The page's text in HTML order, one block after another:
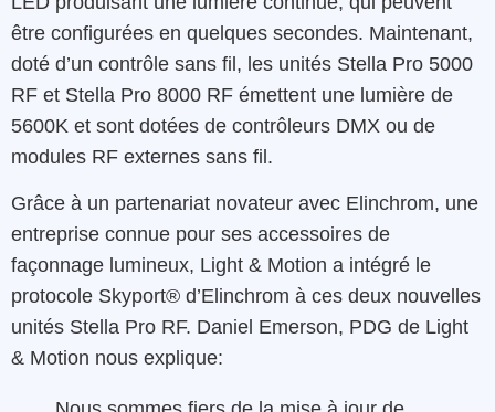
être configurées en quelques secondes. Maintenant,
doté d’un contrôle sans fil, les unités Stella Pro 5000
RF et Stella Pro 8000 RF émettent une lumière de
5600K et sont dotées de contrôleurs DMX ou de
modules RF externes sans fil.
Grâce à un partenariat novateur avec Elinchrom, une
entreprise connue pour ses accessoires de
façonnage lumineux, Light & Motion a intégré le
protocole Skyport® d’Elinchrom à ces deux nouvelles
unités Stella Pro RF. Daniel Emerson, PDG de Light
& Motion nous explique: